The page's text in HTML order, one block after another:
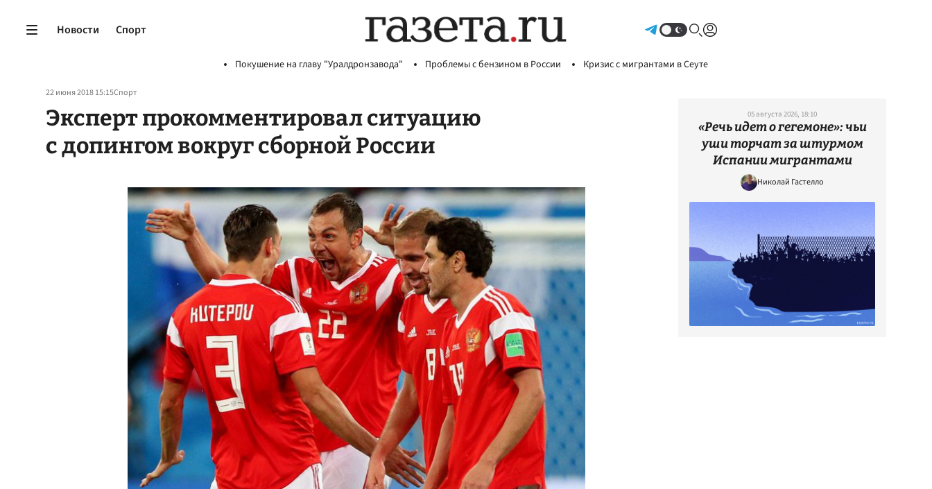
Новости Спорт
Покушение на главу "Уралдронзавода" Проблемы с бензином в России Кризис с мигрантами в Сеуте
22 июня 2018 15:15Спорт
Эксперт прокомментировал ситуацию
с допингом вокруг сборной России
05 августа 2026, 18:10
«Речь идет о гегемоне»: чьи
уши торчат за штурмом
Испании мигрантами
Николай Гастелло